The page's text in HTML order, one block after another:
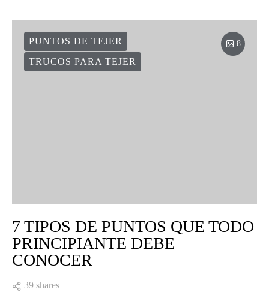
PUNTOS DE TEJER
TRUCOS PARA TEJER
8
7 TIPOS DE PUNTOS QUE TODO
PRINCIPIANTE DEBE
CONOCER
39 shares